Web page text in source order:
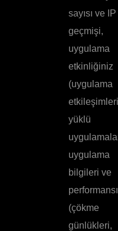
sayısı ve IP
geçmişi,
uygulama
etkinliğiniz
(uygulama
yüklü
uygulama
bilgileri ve
performansı
(çökme
günlükleri,